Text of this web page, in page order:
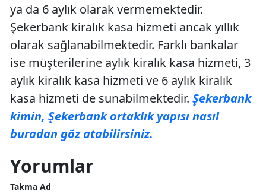
ya da 6 aylık olarak vermemektedir.
Şekerbank kiralık kasa hizmeti ancak yıllık
olarak sağlanabilmektedir. Farklı bankalar
ise müşterilerine aylık kiralık kasa hizmeti, 3
aylık kiralık kasa hizmeti ve 6 aylık kiralık
kasa hizmeti de sunabilmektedir. Şekerbank
kimin, Şekerbank ortaklık yapısı nasıl
buradan göz atabilirsiniz.
Yorumlar
Takma Ad